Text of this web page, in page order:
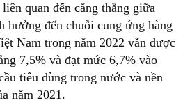
quan đến căng thẳng giữa
hưởng đến chuỗi cung ứng hàng
Nam trong năm 2022 vẫn được
7,5% và đạt mức 6,7% vào
tiêu dùng trong nước và nền
năm 2021.